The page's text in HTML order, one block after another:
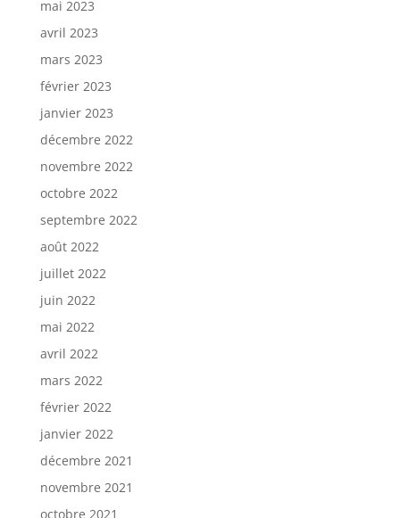
mai 2023
avril 2023
mars 2023
février 2023
janvier 2023
décembre 2022
novembre 2022
octobre 2022
septembre 2022
août 2022
juillet 2022
juin 2022
mai 2022
avril 2022
mars 2022
février 2022
janvier 2022
décembre 2021
novembre 2021
octobre 2021